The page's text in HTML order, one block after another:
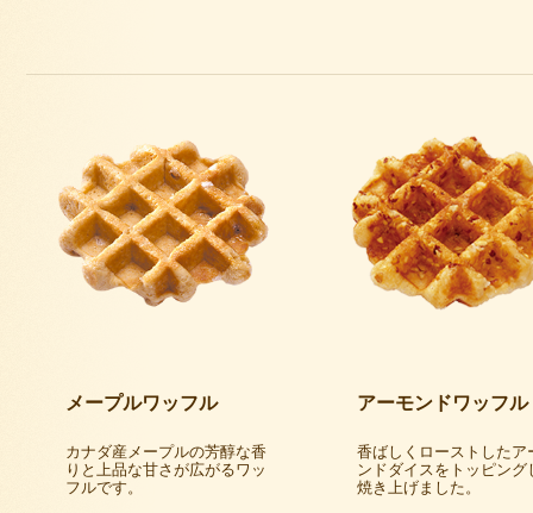
メープルワッフル
カナダ産メープルの芳醇な香
りと上品な甘さが広がるワッ
フルです。
アーモンドワッフル
香ばしくローストしたア
ンドダイスをトッピング
焼き上げました。